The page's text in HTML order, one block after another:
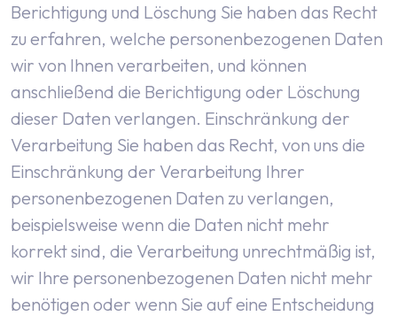
Berichtigung und Löschung Sie haben das Recht
zu erfahren, welche personenbezogenen Daten
wir von Ihnen verarbeiten, und können
anschließend die Berichtigung oder Löschung
dieser Daten verlangen. Einschränkung der
Verarbeitung Sie haben das Recht, von uns die
Einschränkung der Verarbeitung Ihrer
personenbezogenen Daten zu verlangen,
beispielsweise wenn die Daten nicht mehr
korrekt sind, die Verarbeitung unrechtmäßig ist,
wir Ihre personenbezogenen Daten nicht mehr
benötigen oder wenn Sie auf eine Entscheidung